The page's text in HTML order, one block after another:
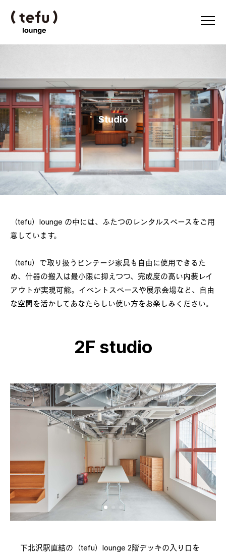
Studio
（tefu）lounge の中には、ふたつのレンタルスペースをご用
意しています。
（tefu）で取り扱うビンテージ家具も自由に使用できるた
め、什器の搬入は最小限に抑えつつ、完成度の高い内装レイ
アウトが実現可能。イベントスペースや展示会場など、自由
な空間を活かしてあなたらしい使い方をお楽しみください。
2F studio
下北沢駅直結の（tefu）lounge 2階デッキの入り口を